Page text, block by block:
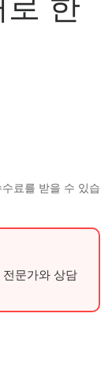
료를 받을 수 있습
문가와 상담